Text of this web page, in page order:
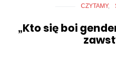
CZYTAMY
„Kto się boi